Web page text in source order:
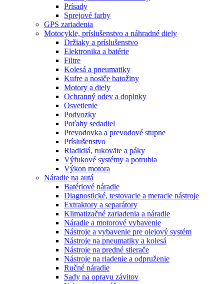
Prísady
Sprejové farby
GPS zariadenia
Motocykle, príslušenstvo a náhradné diely
Držiaky a príslušenstvo
Elektronika a batérie
Filtre
Kolesá a pneumatiky
Kufre a nosiče batožiny
Motory a diely
Ochranný odev a doplnky
Osvetlenie
Podvozky
Poťahy sedadiel
Prevodovka a prevodové stupne
Príslušenstvo
Riadidlá, rukoväte a páky
Výfukové systémy a potrubia
Výkon motora
Náradie na autá
Batériové náradie
Diagnostické, testovacie a meracie nástroje
Extraktory a separátory
Klimatizačné zariadenia a náradie
Náradie a motorové vybavenie
Nástroje a vybavenie pre olejový systém
Nástroje na pneumatiky a kolesá
Nástroje na predné stierače
Nástroje na riadenie a odpruženie
Ručné náradie
Sady na opravu závitov